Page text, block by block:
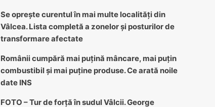
Se oprește curentul în mai multe localități din
Vâlcea. Lista completă a zonelor și posturilor de
transformare afectate
Românii cumpără mai puțină mâncare, mai puțin
combustibil și mai puține produse. Ce arată noile
date INS
FOTO – Tur de forță în sudul Vâlcii. George